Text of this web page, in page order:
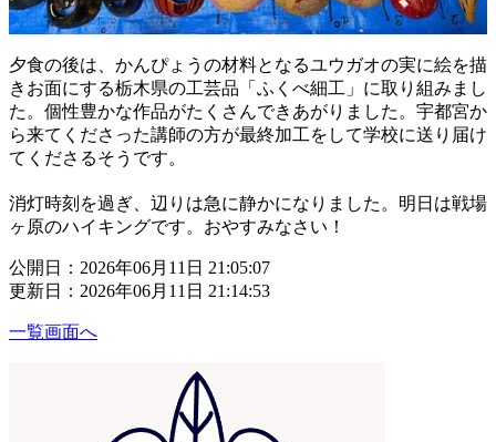
夕食の後は、かんぴょうの材料となるユウガオの実に絵を描
きお面にする栃木県の工芸品「ふくべ細工」に取り組みまし
た。個性豊かな作品がたくさんできあがりました。宇都宮か
ら来てくださった講師の方が最終加工をして学校に送り届け
てくださるそうです。
消灯時刻を過ぎ、辺りは急に静かになりました。明日は戦場
ヶ原のハイキングです。おやすみなさい！
公開日：2026年06月11日 21:05:07
更新日：2026年06月11日 21:14:53
一覧画面へ